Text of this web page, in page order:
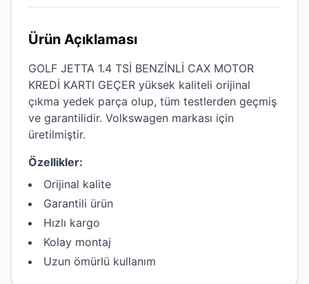
Ürün Açıklaması
GOLF JETTA 1.4 TSİ BENZİNLİ CAX MOTOR
KREDİ KARTI GEÇER yüksek kaliteli orijinal
çıkma yedek parça olup, tüm testlerden geçmiş
ve garantilidir. Volkswagen markası için
üretilmiştir.
Özellikler:
Orijinal kalite
Garantili ürün
Hızlı kargo
Kolay montaj
Uzun ömürlü kullanım